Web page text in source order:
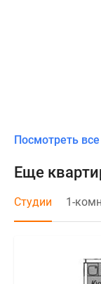
Посмотреть
Еще
Студии 1-